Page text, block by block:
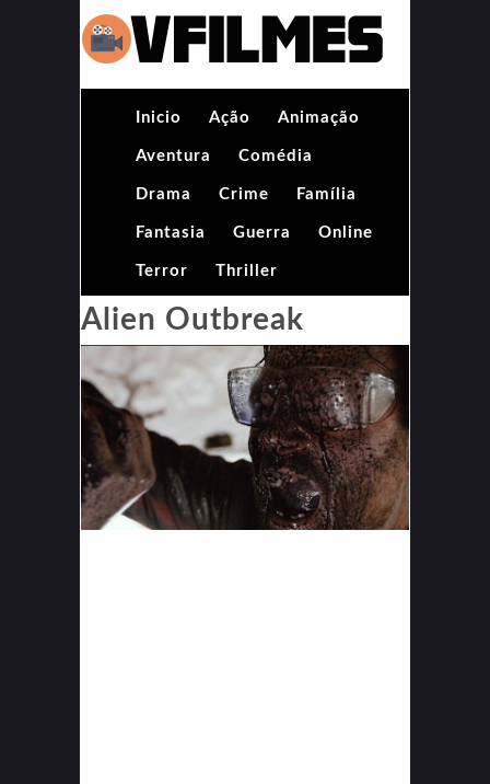
Inicio Ação Animação
Aventura Comédia
Drama Crime Família
Fantasia Guerra Online
Terror Thriller
Alien Outbreak